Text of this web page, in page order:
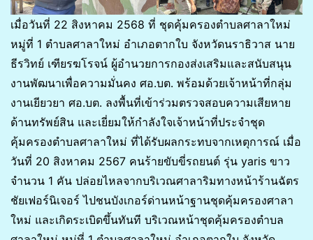
เมื่อวันที่ 22 สิงหาคม 2568 ที่ ชุดคุ้มครองตำบลศาลาใหม่
หมู่ที่ 1 ตำบลศาลาใหม่ อำเภอตากใบ จังหวัดนราธิวาส นาย
ธีรวิทย์ เฑียรฆโรจน์ ผู้อำนวยการกองส่งเสริมและสนับสนุน
งานพัฒนาเพื่อความมั่นคง ศอ.บต. พร้อมด้วยเจ้าหน้าที่กลุ่ม
งานเยียวยา ศอ.บต. ลงพื้นที่เข้าร่วมตรวจสอบความเสียหาย
ด้านทรัพย์สิน และเยี่ยมให้กำลังใจเจ้าหน้าที่ประจำชุด
คุ้มครองตำบลศาลาใหม่ ที่ได้รับผลกระทบจากเหตุการณ์ เมื่อ
วันที่ 20 สิงหาคม 2567 คนร้ายขับขี่รถยนต์ รุ่น yaris ขาว
จำนวน 1 คัน ปล่อยไหลจากบริเวณศาลาริมทางหน้าร้านฉัตร
ชัยเฟอร์นิเจอร์ ไปชนบังเกอร์ด่านหน้าฐานชุดคุ้มครองศาลา
ใหม่ และเกิดระเบิดขึ้นทันที บริเวณหน้าชุดคุ้มครองตำบล